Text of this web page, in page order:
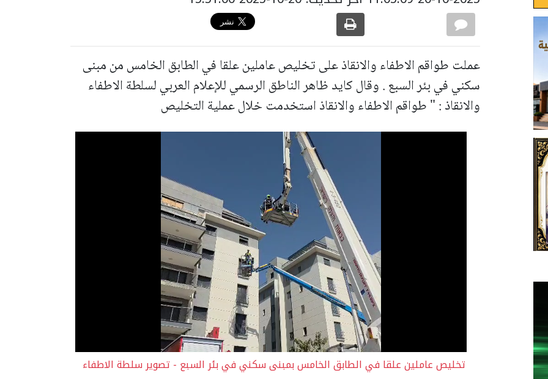
عملت طواقم الاطفاء والانقاذ على تخليص عاملين علقا في الطابق الخامس من مبنى
سكني في بئر السبع . وقال كايد ظاهر الناطق الرسمي للإعلام العربي لسلطة الاطفاء
والانقاذ : " طواقم الاطفاء والانقاذ استخدمت خلال عملية التخليص
تخليص عاملين علقا في الطابق الخامس بمبنى سكني في بئر السبع - تصوير سلطة الاطفاء